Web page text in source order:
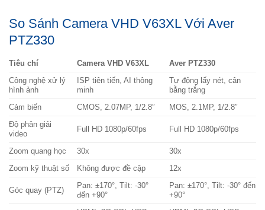
So Sánh Camera VHD V63XL Với Aver
PTZ330
Tiêu chí Camera VHD V63XL Aver PTZ330
Công nghệ xử lý
hình ảnh
ISP tiên tiến, AI thông
minh
Tự động lấy nét, cân
bằng trắng
Cảm biến CMOS, 2.07MP, 1/2.8″ MOS, 2.1MP, 1/2.8″
Độ phân giải
video
Full HD 1080p/60fps Full HD 1080p/60fps
Zoom quang học 30x 30x
Zoom kỹ thuật số Không được đề cập 12x
Góc quay (PTZ)
Pan: ±170°, Tilt: -30°
đến +90°
Pan: ±170°, Tilt: -30° đến
+90°